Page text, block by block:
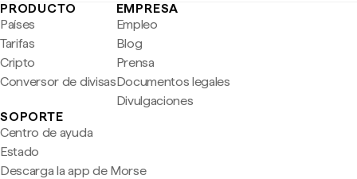
PRODUCTO
Países
Tarifas
Cripto
Conversor de divisas
EMPRESA
Empleo
Blog
Prensa
Documentos legales
Divulgaciones
SOPORTE
Centro de ayuda
Estado
Descarga la app de Morse